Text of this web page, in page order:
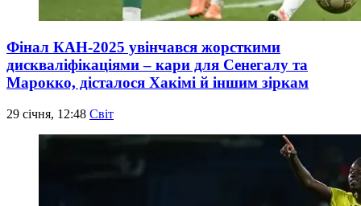
Фінал КАН-2025 увінчався жорсткими
дискваліфікаціями – кари для Сенегалу та
Марокко, дісталося Хакімі й іншим зіркам
29 січня, 12:48 Світ